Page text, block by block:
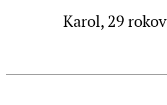
Karol, 29 rokov